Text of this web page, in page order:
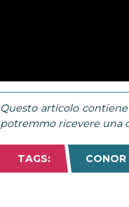
Questo articolo
potremmo ricevere una
TAGS: CONOR